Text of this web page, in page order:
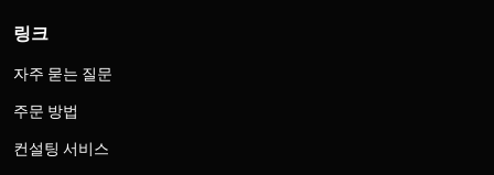
링크
자주 묻는 질문
주문 방법
컨설팅 서비스